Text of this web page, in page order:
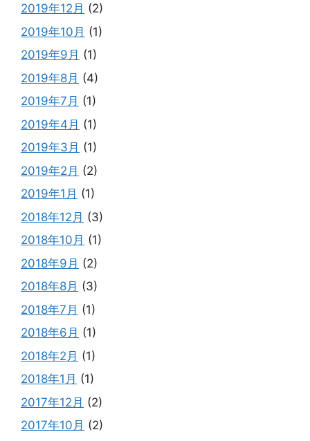
2019年12月 (2)
2019年10月 (1)
2019年9月 (1)
2019年8月 (4)
2019年7月 (1)
2019年4月 (1)
2019年3月 (1)
2019年2月 (2)
2019年1月 (1)
2018年12月 (3)
2018年10月 (1)
2018年9月 (2)
2018年8月 (3)
2018年7月 (1)
2018年6月 (1)
2018年2月 (1)
2018年1月 (1)
2017年12月 (2)
2017年10月 (2)